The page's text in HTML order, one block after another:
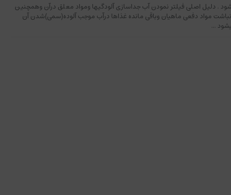
. دلیل اصلی فیلتر نمودن آب جداسازی آلودگیها ومواد معلق درآن وهمچنین
مواد دفعی ماهیان وباقی مانده غذاها درآب موجب آلوده(سمی)شدن آن
...